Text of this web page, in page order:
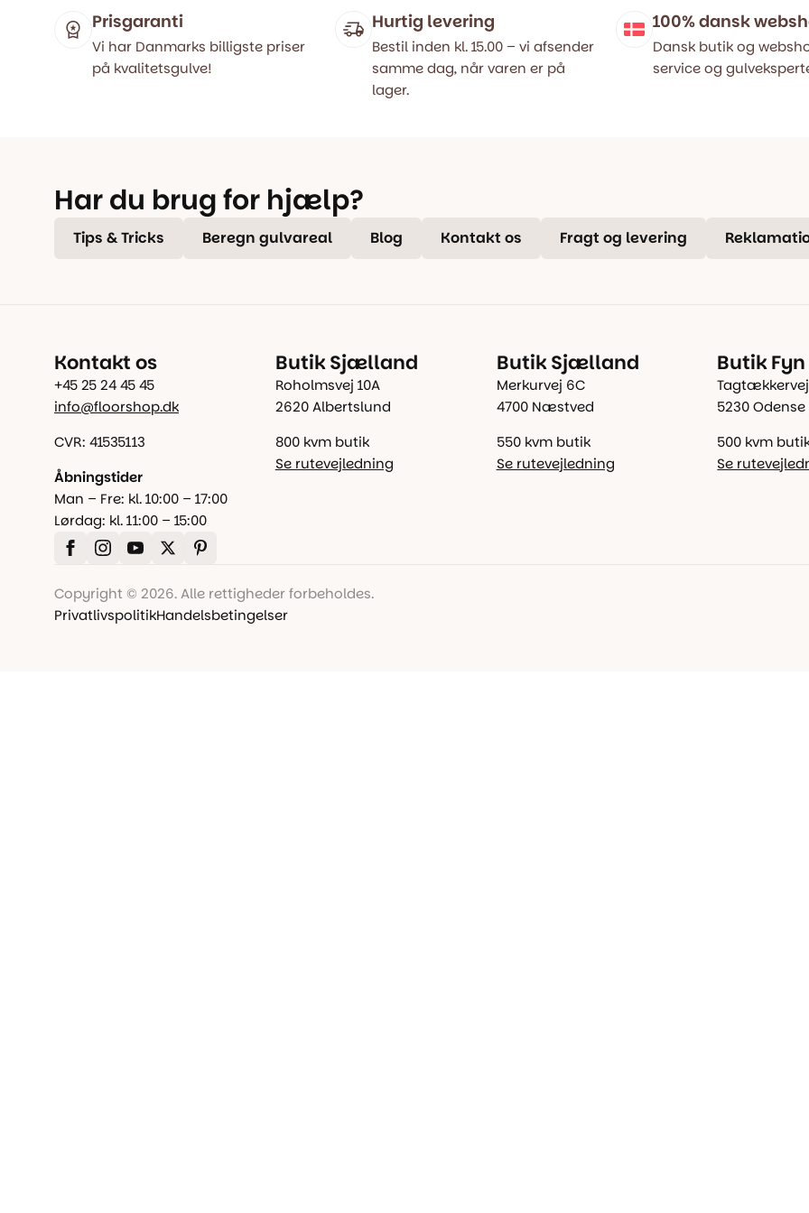
Prisgaranti
Vi har Danmarks billigste priser
på kvalitetsgulve!
Hurtig levering
Bestil inden kl. 15.00 – vi afsender
samme dag, når varen er på
lager.
100% dansk
Dansk butik og
service og
Har du brug for hjælp?
Tips & Tricks Beregn gulvareal Blog Kontakt os Fragt og levering
Kontakt os
+45 25 24 45 45
info@floorshop.dk
CVR: 41535113
Åbningstider
Man – Fre: kl. 10:00 – 17:00
Lørdag: kl. 11:00 – 15:00
Butik Sjælland
Roholmsvej 10A
2620 Albertslund
800 kvm butik
Se rutevejledning
Butik Sjælland
Merkurvej 6C
4700 Næstved
550 kvm butik
Se rutevejledning
Butik Fyn
Tagtækkervej
5230 Odense
500 kvm
Se
Copyright © 2026. Alle rettigheder forbeholdes.
PrivatlivspolitikHandelsbetingelser